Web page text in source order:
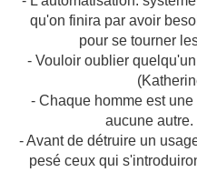
qu'on finira par avoir
pour se tourner
- Vouloir oublier
- Chaque homme est
aucune
- Avant de détruire un
pesé ceux qui